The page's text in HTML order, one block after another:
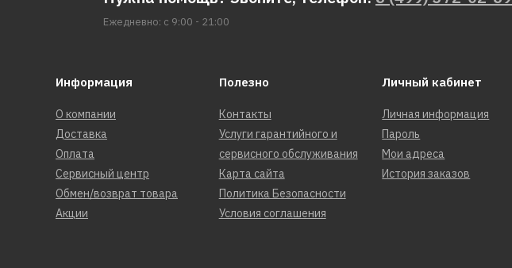
Ежедневно: с 9:00 - 21:00
Информация
О компании
Доставка
Оплата
Сервисный центр
Обмен/возврат товара
Акции
Полезно
Контакты
Услуги гарантийного и
сервисного обслуживания
Карта сайта
Политика Безопасности
Условия соглашения
Личный кабинет
Личная информация
Пароль
Мои адреса
История заказов